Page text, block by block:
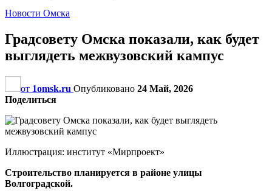
Новости Омска
Градсовету Омска показали, как будет
выглядеть межвузовский кампус
от 1omsk.ru Опубликовано 24 Май, 2026
Поделиться
Иллюстрация: институт «Мирпроект»
Строительство планируется в районе улицы
Волгоградской.